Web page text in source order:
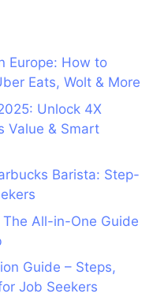
Europe: How to
Eats, Wolt & More
Unlock 4X
Value & Smart
Barista: Step-
All-in-One Guide
Guide – Steps,
Job Seekers